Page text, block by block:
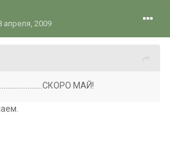
апреля, 2009
МАЙ!